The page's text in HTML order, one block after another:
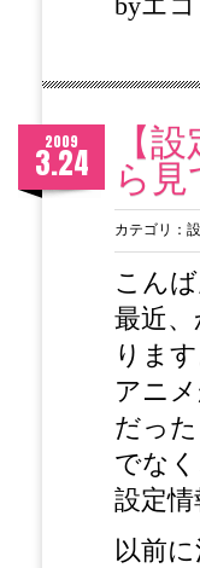
byエ
【
ら
2009
3.24
カテゴリ：
こん
最近
ります
アニ
だっ
でなく
設定
以前